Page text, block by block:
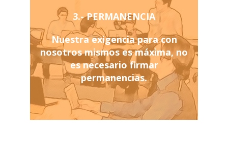
3.- PERMANENCIA
Nuestra exigencia para con
nosotros mismos es máxima, no
es necesario firmar
permanencias.